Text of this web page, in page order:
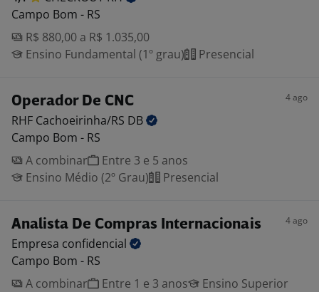
Campo Bom - RS
R$ 880,00 a R$ 1.035,00
Ensino Fundamental (1º grau)
Presencial
Operador De CNC 4 ago
RHF Cachoeirinha/RS DB
Campo Bom - RS
A combinar
Entre 3 e 5 anos
Ensino Médio (2º Grau)
Presencial
Analista De Compras Internacionais 4 ago
Empresa confidencial
Campo Bom - RS
A combinar
Entre 1 e 3 anos
Ensino Superior